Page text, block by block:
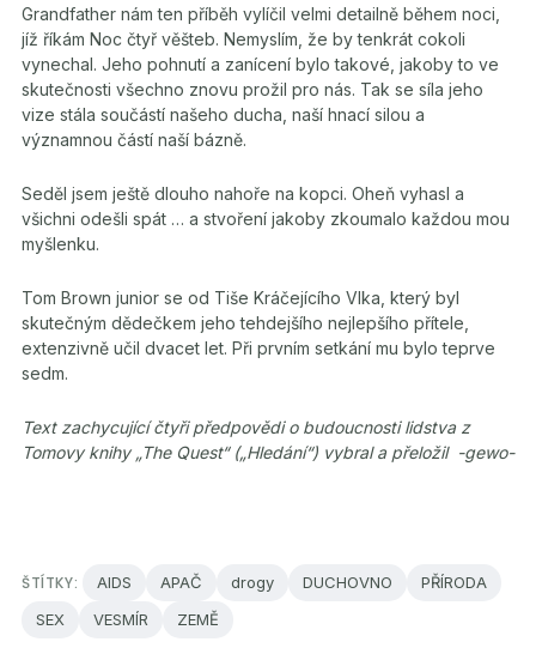
Grandfather nám ten příběh vylíčil velmi detailně během noci,
jíž říkám Noc čtyř věšteb. Nemyslím, že by tenkrát cokoli
vynechal. Jeho pohnutí a zanícení bylo takové, jakoby to ve
skutečnosti všechno znovu prožil pro nás. Tak se síla jeho
vize stála součástí našeho ducha, naší hnací silou a
významnou částí naší bázně.
Seděl jsem ještě dlouho nahoře na kopci. Oheň vyhasl a
všichni odešli spát … a stvoření jakoby zkoumalo každou mou
myšlenku.
Tom Brown junior se od Tiše Kráčejícího Vlka, který byl
skutečným dědečkem jeho tehdejšího nejlepšího přítele,
extenzivně učil dvacet let. Při prvním setkání mu bylo teprve
sedm.
Text zachycující čtyři předpovědi o budoucnosti lidstva z
Tomovy knihy „The Quest“ („Hledání“) vybral a přeložil -gewo-
ŠTÍTKY: AIDS APAČ drogy DUCHOVNO
PŘÍRODA
SEX
VESMÍR ZEMĚ